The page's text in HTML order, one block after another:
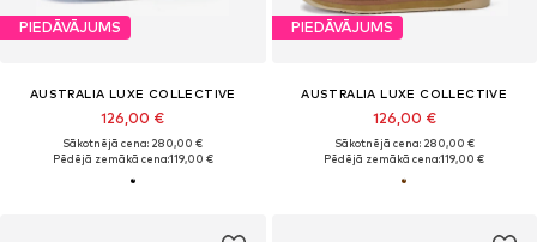
PIEDĀVĀJUMS
AUSTRALIA LUXE COLLECTIVE
126,00 €
Sākotnējā cena: 280,00 €
Pēdējā zemākā cena:119,00 €
PIEDĀVĀJUMS
AUSTRALIA LUXE COLLECTIVE
126,00 €
Sākotnējā cena: 280,00 €
Pēdējā zemākā cena:119,00 €